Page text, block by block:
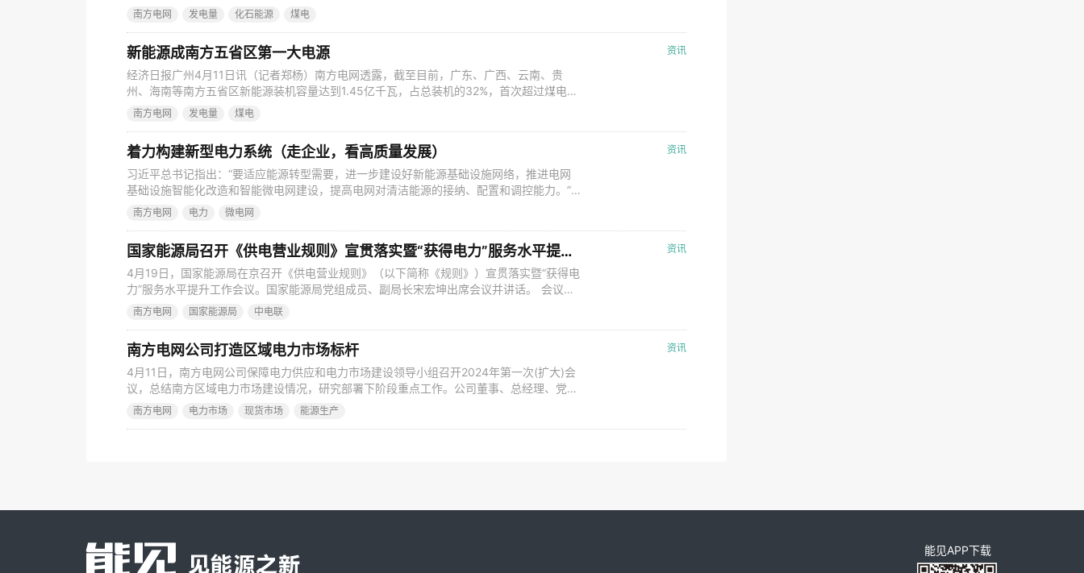
型。 分省区看，广东、广西、云南、贵州、海南新能源装机分别为5016万千瓦、2932万千
南方电网 发电量 化石能源 煤电
资讯
新能源成南方五省区第一大电源
经济日报广州4月11日讯（记者郑杨）南方电网透露，截至目前，广东、广西、云南、贵
州、海南等南方五省区新能源装机容量达到1.45亿千瓦，占总装机的32%，首次超过煤电，
成为第一大电源类型。 分省区看，广东、广西、云南、贵州、海南新能源装机分别为5016
南方电网 发电量 煤电
资讯
着力构建新型电力系统（走企业，看高质量发展）
习近平总书记指出：“要适应能源转型需要，进一步建设好新能源基础设施网络，推进电网
基础设施智能化改造和智能微电网建设，提高电网对清洁能源的接纳、配置和调控能力。”
银线跨越，西电东送。全长1452公里的昆柳龙直流工程，将乌东德水电站的绿电送至广东
南方电网 电力 微电网
资讯
国家能源局召开《供电营业规则》宣贯落实暨“获得电力”服务水平提升工作会议
4月19日，国家能源局在京召开《供电营业规则》（以下简称《规则》）宣贯落实暨“获得电
力”服务水平提升工作会议。国家能源局党组成员、副局长宋宏坤出席会议并讲话。 会议通
报了《规则》修订及2023年“获得电力”服务水平提升重点工作情况，电网企业代表介绍了
南方电网 国家能源局 中电联
资讯
南方电网公司打造区域电力市场标杆
4月11日，南方电网公司保障电力供应和电力市场建设领导小组召开2024年第一次(扩大)会
议，总结南方区域电力市场建设情况，研究部署下阶段重点工作。公司董事、总经理、党组
副书记、保障电力供应和电力市场建设领导小组组长钱朝阳出席会议并讲话。公司党组成
南方电网 电力市场 现货市场 能源生产
能见APP下载